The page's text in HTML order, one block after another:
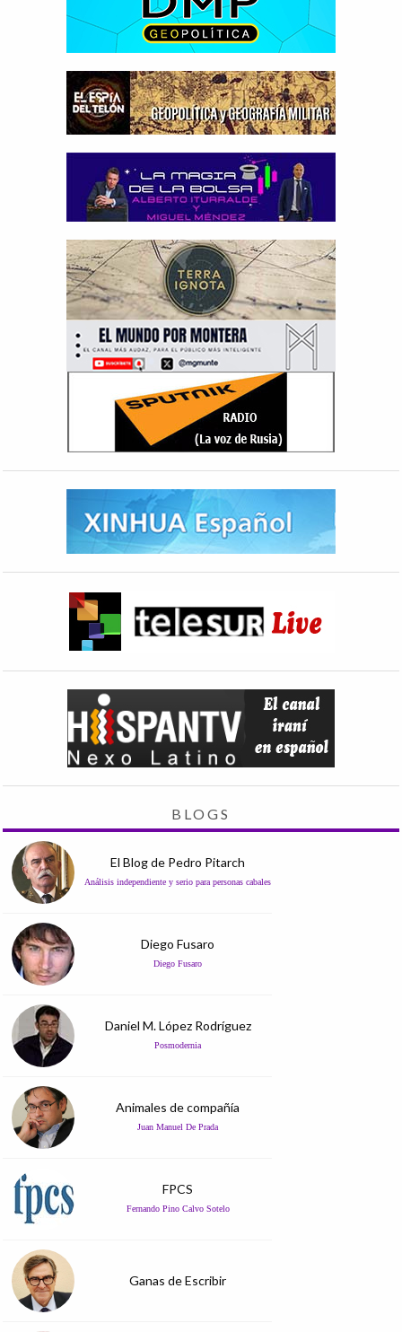
BLOGS
El Blog de Pedro Pitarch
Análisis independiente y serio para personas cabales
Diego Fusaro
Diego Fusaro
Daniel M. López Rodríguez
Posmodernia
Animales de compañía
Juan Manuel De Prada
FPCS
Fernando Pino Calvo Sotelo
Ganas de Escribir